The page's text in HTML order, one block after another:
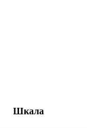
Шкала